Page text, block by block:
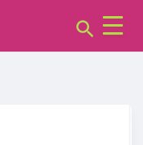
Search